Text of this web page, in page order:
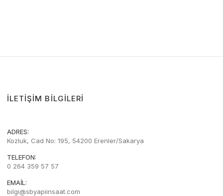
İLETIŞIM BILGILERI
ADRES:
Kozluk, Cad No: 195, 54200 Erenler/Sakarya
TELEFON:
0 264 359 57 57
EMAIL:
bilgi@sbyapiinsaat.com